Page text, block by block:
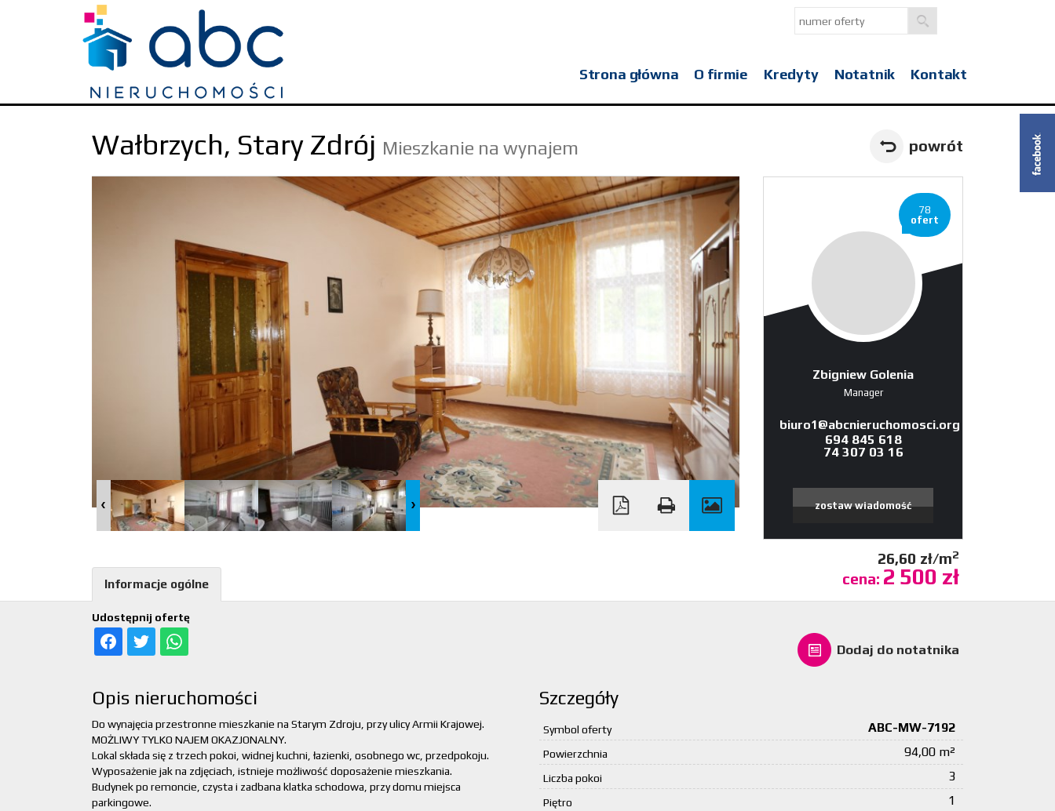
Strona główna O firmie Kredyty Notatnik Kontakt
Wałbrzych, Stary Zdrój Mieszkanie na wynajem powrót
78
ofert
Zbigniew Golenia
Manager
biuro1@abcnieruchomosci.org
694 845 618
74 307 03 16
zostaw wiadomość
26,60 zł/m2
cena: 2 500 zł
Dodaj do notatnika
Udostępnij ofertę
Informacje ogólne
Opis nieruchomości
Do wynajęcia przestronne mieszkanie na Starym Zdroju, przy ulicy Armii Krajowej.
MOŻLIWY TYLKO NAJEM OKAZJONALNY.
Lokal składa się z trzech pokoi, widnej kuchni, łazienki, osobnego wc, przedpokoju.
Wyposażenie jak na zdjęciach, istnieje możliwość doposażenie mieszkania.
Budynek po remoncie, czysta i zadbana klatka schodowa, przy domu miejsca
parkingowe.
Szczegóły
Symbol oferty ABC-MW-7192
Powierzchnia 94,00 m²
Liczba pokoi 3
Piętro 1